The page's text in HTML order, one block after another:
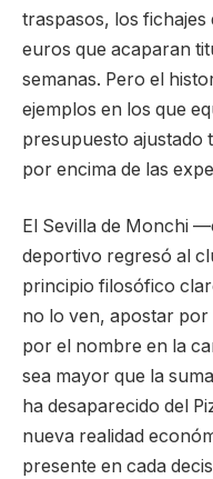
traspasos, los fichajes
euros que acaparan
semanas. Pero el
ejemplos en los que
presupuesto ajustado
por encima de las
El Sevilla de Monchi
deportivo regresó al
principio filosófico
no lo ven, apostar por
por el nombre en la
sea mayor que la
ha desaparecido del
nueva realidad
presente en cada